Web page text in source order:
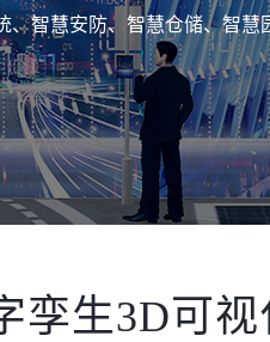
智慧安防、智慧仓储、智慧
孪生3D可视